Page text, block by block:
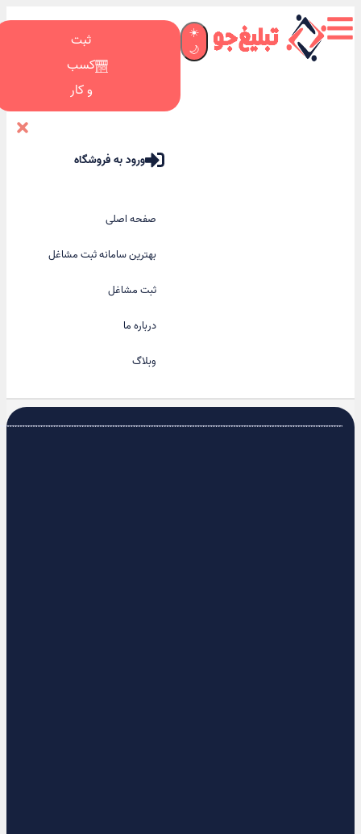
☀️
🌙
ثبت
کسب
و کار
ورود به فروشگاه
صفحه اصلی
بهترین سامانه ثبت مشاغل
ثبت مشاغل
درباره ما
وبلاگ